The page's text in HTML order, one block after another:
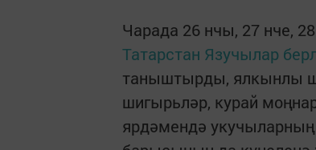
Чарада 26 нчы, 27 нче,
Татарстан Язучылар
таныштырды, ялкынлы
шигырьләр, курай
ярдәмендә